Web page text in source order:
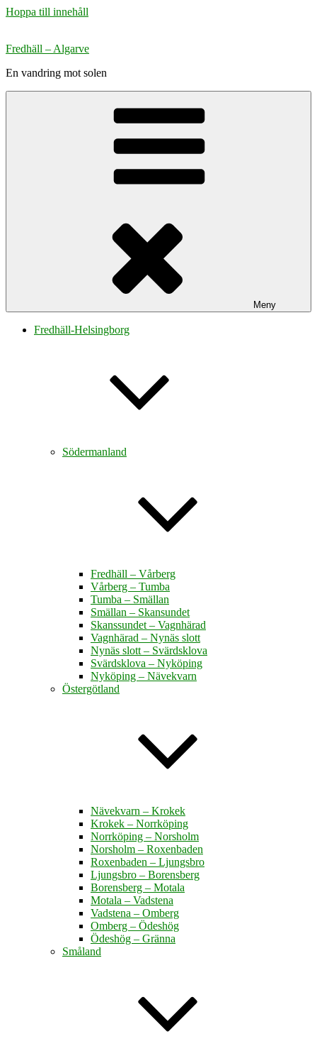
Hoppa till innehåll
Fredhäll – Algarve
En vandring mot solen
Meny
Fredhäll-Helsingborg
Södermanland
Fredhäll – Vårberg
Vårberg – Tumba
Tumba – Smällan
Smällan – Skansundet
Skanssundet – Vagnhärad
Vagnhärad – Nynäs slott
Nynäs slott – Svärdsklova
Svärdsklova – Nyköping
Nyköping – Nävekvarn
Östergötland
Nävekvarn – Krokek
Krokek – Norrköping
Norrköping – Norsholm
Norsholm – Roxenbaden
Roxenbaden – Ljungsbro
Ljungsbro – Borensberg
Borensberg – Motala
Motala – Vadstena
Vadstena – Omberg
Omberg – Ödeshög
Ödeshög – Gränna
Småland